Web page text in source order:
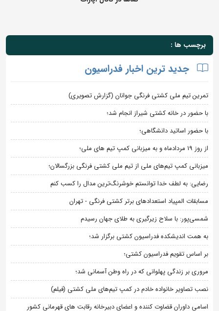
برچسب ها :
جدید ترین اخبار فدراسیون
تمرین تیم ملی کشتی فرنگی جوانان (گزارش تصویری)
با حضور در خانه کشتی شیراز انجام شد؛
با حضور اساتید دانشگاهی؛
از روز 19 مردادماه و به میزبانی کمپ تیم های ملی؛
میزبانی کمپ تیم‌های ملی از تیم ملی کشتی فرنگی بزرگسالان؛
رضایی: به لطف خدا توانستم خوشرنگ‌ترین مدال را کسب کنم
مسابقات المپیاد استعدادهای برتر کشتی فرنگی - تهران
شمسی‌پور: با سلاح زیرگیری به طلای جهان رسیدم
به همت اندیشکده فدراسیون کشتی برگزار شد؛
بر اساس تقویم فدراسیون کشتی؛
مروری بر زندگی پهلوانی که در راه وطن آسمانی شد؛
نصب تصاویر خانواده خادم در کمپ تیم‌های ملی کشتی (فیلم)
اسامی داوران قضاوت کننده و اعضای دبیرخانه رقابت های قهرمانی کشور